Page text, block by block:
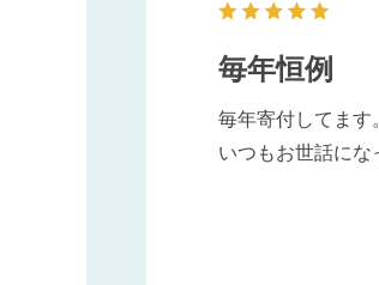
毎年恒例
毎年寄付してます
いつもお世話にな